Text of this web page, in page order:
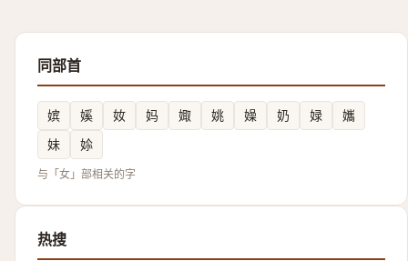
同部首
嫔 㜎 奻 妈 娵 姚 嬠 奶 娽
孈
妹
㛋
与「女」部相关的字
热搜